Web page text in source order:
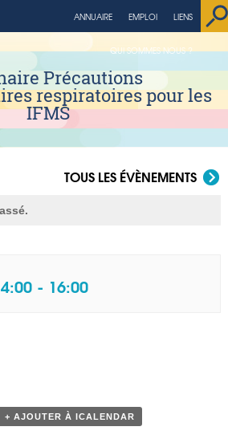
LIENS
EMPLOI
ANNUAIRE
QUI SOMMES NOUS ?
Précautions
respiratoires pour les
IFMS
TOUS LES ÉVÈNEMENTS
- 16:00
+ AJOUTER À ICALENDAR